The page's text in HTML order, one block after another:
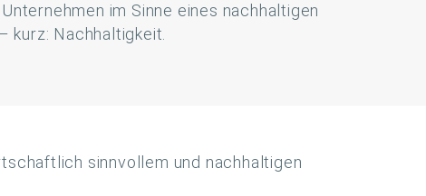
im Sinne eines nachhaltigen
kurz: Nachhaltigkeit.
sinnvollem und nachhaltigen